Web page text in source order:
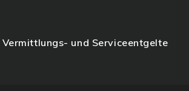
Vermittlungs- und Serviceentgelte